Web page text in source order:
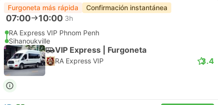
Furgoneta más rápida Confirmación instantánea
07:00 10:00 3h
RA Express VIP Phnom Penh
Sihanoukville
VIP Express | Furgoneta
RA Express VIP 3.4